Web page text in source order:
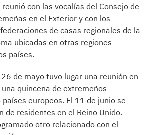
con las vocalías del Consejo de
en el Exterior y con los
de casas regionales de la
ubicadas en otras regiones
países.
de mayo tuvo lugar una reunión en
quincena de extremeños
europeos. El 11 de junio se
de residentes en el Reino Unido.
otro relacionado con el